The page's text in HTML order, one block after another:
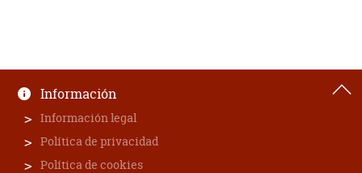
Información
Información legal
Política de privacidad
Política de cookies